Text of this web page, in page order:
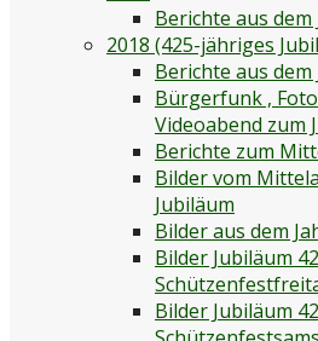
Berichte aus dem
2018 (425-jähriges
Berichte aus dem
Bürgerfunk ,
Videoabend zum
Berichte zum
Bilder vom
Jubiläum
Bilder aus dem
Bilder Jubiläum
Bilder Jubiläum